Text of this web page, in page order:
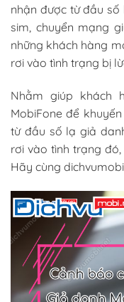
nhận được từ đầu
sim, chuyển mạng
những khách hàng
rơi vào tình trạng bị
Nhằm giúp khách
MobiFone để
từ đầu số lạ giả
rơi vào tình trạng
Hãy cùng